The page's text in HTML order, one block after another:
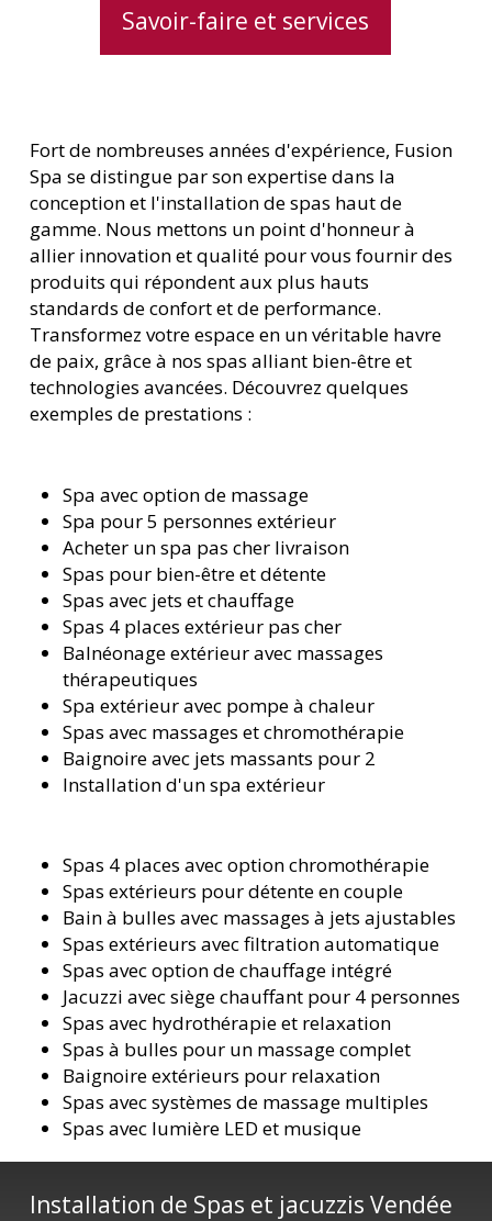
Savoir-faire et services
Fort de nombreuses années d'expérience, Fusion
Spa se distingue par son expertise dans la
conception et l'installation de spas haut de
gamme. Nous mettons un point d'honneur à
allier innovation et qualité pour vous fournir des
produits qui répondent aux plus hauts
standards de confort et de performance.
Transformez votre espace en un véritable havre
de paix, grâce à nos spas alliant bien-être et
technologies avancées. Découvrez quelques
exemples de prestations :
Spa avec option de massage
Spa pour 5 personnes extérieur
Acheter un spa pas cher livraison
Spas pour bien-être et détente
Spas avec jets et chauffage
Spas 4 places extérieur pas cher
Balnéonage extérieur avec massages
thérapeutiques
Spa extérieur avec pompe à chaleur
Spas avec massages et chromothérapie
Baignoire avec jets massants pour 2
Installation d'un spa extérieur
Spas 4 places avec option chromothérapie
Spas extérieurs pour détente en couple
Bain à bulles avec massages à jets ajustables
Spas extérieurs avec filtration automatique
Spas avec option de chauffage intégré
Jacuzzi avec siège chauffant pour 4 personnes
Spas avec hydrothérapie et relaxation
Spas à bulles pour un massage complet
Baignoire extérieurs pour relaxation
Spas avec systèmes de massage multiples
Spas avec lumière LED et musique
Installation de Spas et jacuzzis Vendée